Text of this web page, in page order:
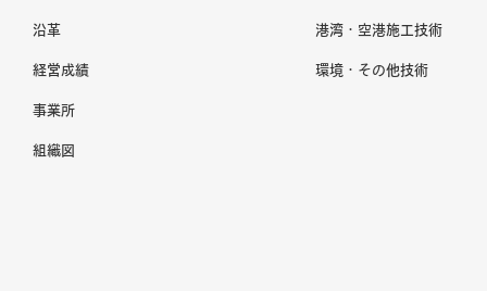
沿革
経営成績
事業所
組織図
港湾・空港施工技術
環境・その他技術